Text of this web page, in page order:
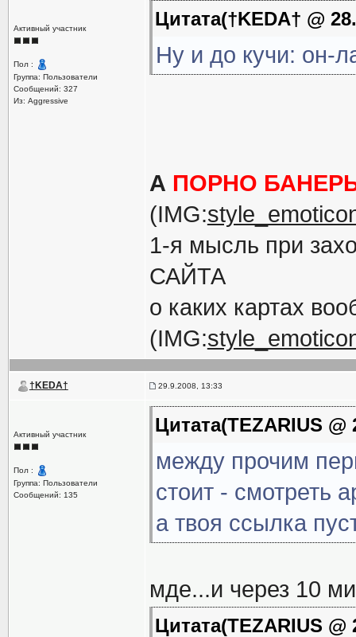
Активный участник
Пол :
Группа: Пользователи
Сообщений: 327
Из: Aggressive
Цитата(†KEDA† @
Ну и до кучи: он-
А ПОРНО
(IMG:
1-я мысль при
САЙТА
о каких картах
(IMG:
†KEDA† 29.9.2008, 13:33
Активный участник
Пол :
Группа: Пользователи
Сообщений: 135
Цитата(TEZARIUS @
между прочим
стоит - смотреть
а твоя ссылка
мде...и через 10
Цитата(TEZARIUS @